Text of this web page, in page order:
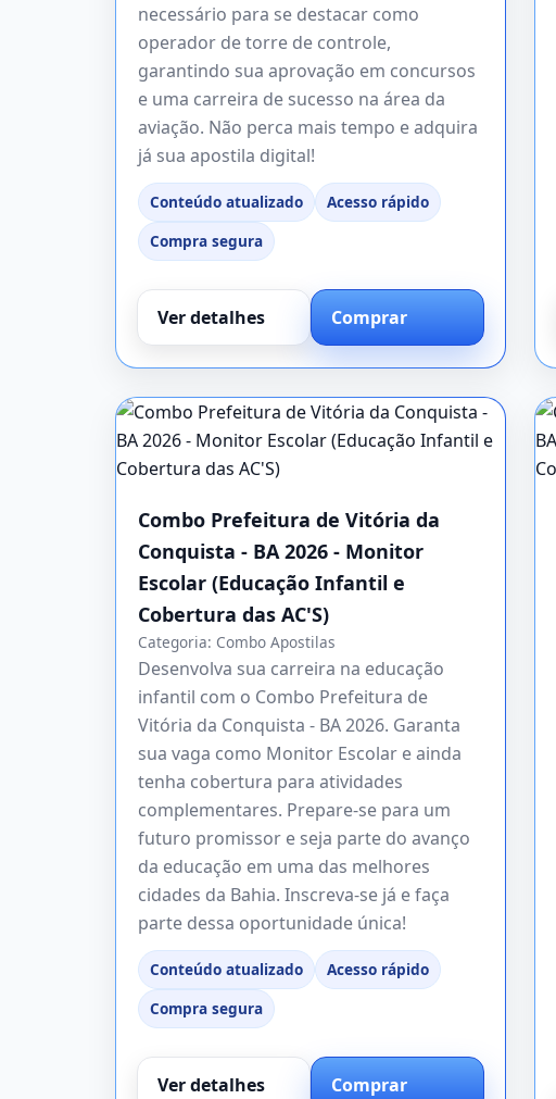
necessário para se destacar como
operador de torre de controle,
garantindo sua aprovação em concursos
e uma carreira de sucesso na área da
aviação. Não perca mais tempo e adquira
já sua apostila digital!
Conteúdo atualizado
Acesso rápido
Compra segura
Ver detalhes Comprar
Combo Prefeitura de Vitória da
Conquista - BA 2026 - Monitor
Escolar (Educação Infantil e
Cobertura das AC'S)
Categoria: Combo Apostilas
Desenvolva sua carreira na educação
infantil com o Combo Prefeitura de
Vitória da Conquista - BA 2026. Garanta
sua vaga como Monitor Escolar e ainda
tenha cobertura para atividades
complementares. Prepare-se para um
futuro promissor e seja parte do avanço
da educação em uma das melhores
cidades da Bahia. Inscreva-se já e faça
parte dessa oportunidade única!
Conteúdo atualizado
Acesso rápido
Compra segura
Ver detalhes Comprar